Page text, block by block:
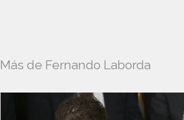
Más de Fernando Laborda